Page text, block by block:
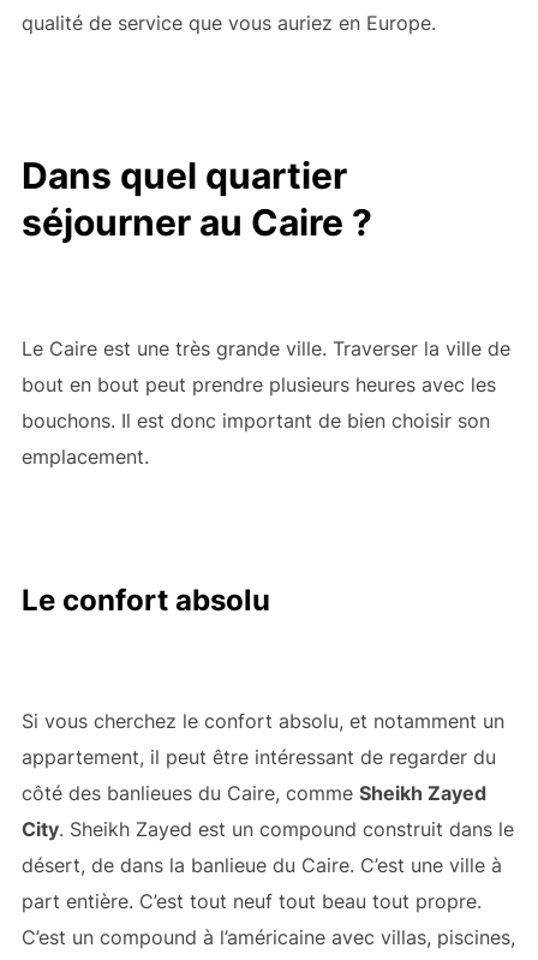
qualité de service que vous auriez en Europe.
Dans quel quartier
séjourner au Caire ?
Le Caire est une très grande ville. Traverser la ville de
bout en bout peut prendre plusieurs heures avec les
bouchons. Il est donc important de bien choisir son
emplacement.
Le confort absolu
Si vous cherchez le confort absolu, et notamment un
appartement, il peut être intéressant de regarder du
côté des banlieues du Caire, comme Sheikh Zayed
City. Sheikh Zayed est un compound construit dans le
désert, de dans la banlieue du Caire. C’est une ville à
part entière. C’est tout neuf tout beau tout propre.
C’est un compound à l’américaine avec villas, piscines,